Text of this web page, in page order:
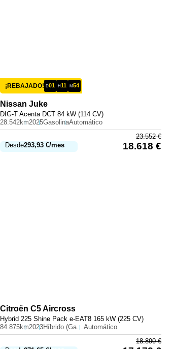
¡REBAJADO! D01 H11 M54
Nissan Juke
DIG-T Acenta DCT 84 kW (114 CV)
28.542km2025GasolinaAutomático
Desde293,93 €/mes
23.552€
18.618 €
Citroën C5 Aircross
Hybrid 225 Shine Pack e-EAT8 165 kW (225 CV)
84.875km2023 Híbrido (Gasolina)Automático
18.890€